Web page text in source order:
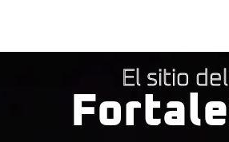
El sitio